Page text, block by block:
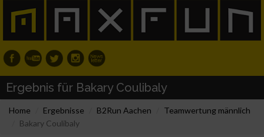
Ergebnis für Bakary Coulibaly
Home Ergebnisse B2Run Aachen
Teamwertung männlich
Bakary Coulibaly